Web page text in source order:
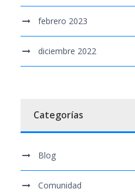
febrero 2023
diciembre 2022
Categorías
Blog
Comunidad